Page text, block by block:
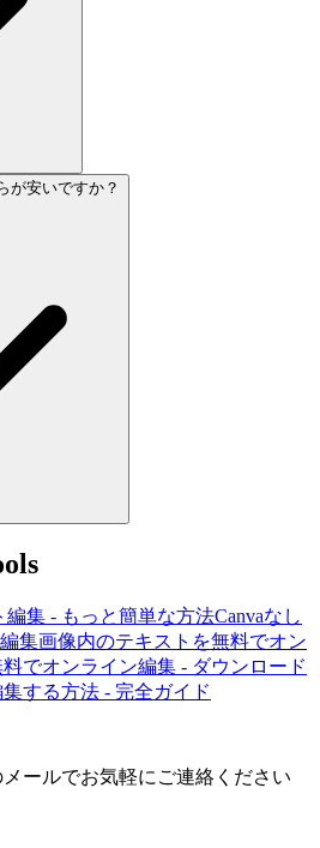
が安いですか？
編集 - もっと簡単な方法Canvaなし
集画像内のテキストを無料でオン
でオンライン編集 - ダウンロード
する方法 - 完全ガイド
ールでお気軽にご連絡ください